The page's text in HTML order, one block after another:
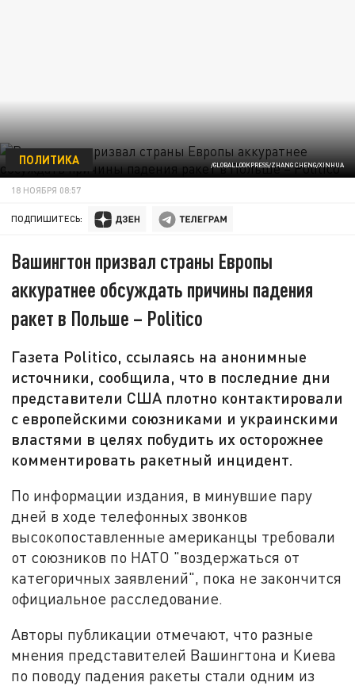
/GLOBALLOOKPRESS/ZHANG CHENG/XINHUA
ПОЛИТИКА
18 НОЯБРЯ 08:57
ПОДПИШИТЕСЬ:
Вашингтон призвал страны Европы
аккуратнее обсуждать причины падения
ракет в Польше – Politico
Газета Politico, ссылаясь на анонимные
источники, сообщила, что в последние дни
представители США плотно контактировали
с европейскими союзниками и украинскими
властями в целях побудить их осторожнее
комментировать ракетный инцидент.
По информации издания, в минувшие пару
дней в ходе телефонных звонков
высокопоставленные американцы требовали
от союзников по НАТО "воздержаться от
категоричных заявлений", пока не закончится
официальное расследование.
Авторы публикации отмечают, что разные
мнения представителей Вашингтона и Киева
по поводу падения ракеты стали одним из